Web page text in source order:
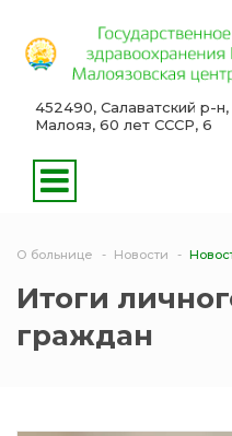
452490, Салаватский р-н,
Малояз, 60 лет СССР, 6
О больнице Новости
Итоги
граждан